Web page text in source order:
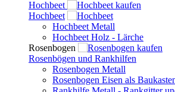
Hochbeet
Hochbeet
Hochbeet Metall
Hochbeet Holz - Lärche
Rosenbogen
Rosenbögen und Rankhilfen
Rosenbogen Metall
Rosenbogen Eisen als